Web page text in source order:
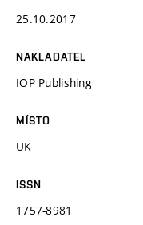
25.10.2017
NAKLADATEL
IOP Publishing
MÍSTO
UK
ISSN
1757-8981